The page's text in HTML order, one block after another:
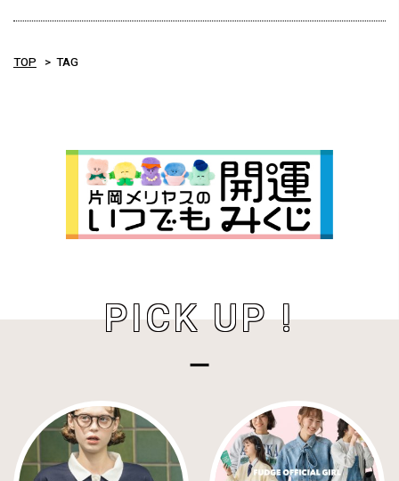
TOP TAG
PICK UP !